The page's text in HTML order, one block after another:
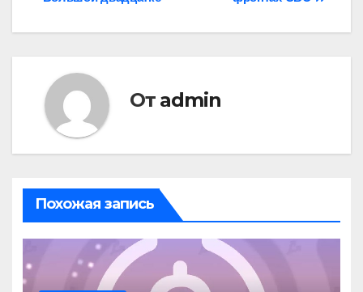
записям
От admin
Похожая запись